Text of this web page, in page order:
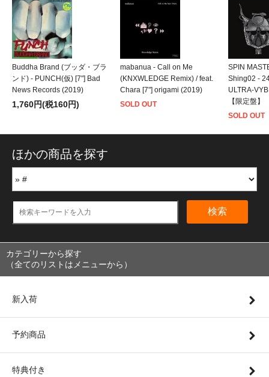
Buddha Brand (ブッダ・ブラ
ンド) - PUNCH(仮) [7"] Bad
News Records (2019)
1,760円(税160円)
mabanua - Call on Me
(KNXWLEDGE Remix) / feat.
Chara [7"] origami (2019)
SOLD OUT
SPIN
Shing02 -
ULTRA-
【限定盤】
SOLD OUT
ほかの商品を探す
検索
カテゴリーから探す
（全てのリストはメニューから）
新入荷
予約商品
特典付き